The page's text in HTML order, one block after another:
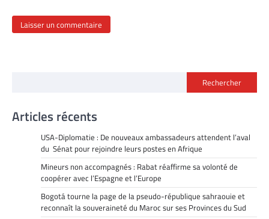
Rechercher
Articles récents
USA-Diplomatie : De nouveaux ambassadeurs attendent l’aval
du Sénat pour rejoindre leurs postes en Afrique
Mineurs non accompagnés : Rabat réaffirme sa volonté de
coopérer avec l’Espagne et l’Europe
Bogotá tourne la page de la pseudo-république sahraouie et
reconnaît la souveraineté du Maroc sur ses Provinces du Sud